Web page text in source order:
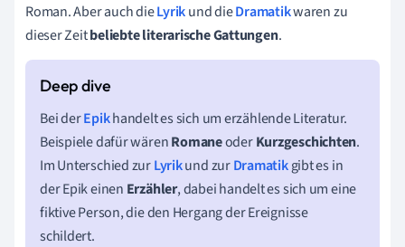
Roman. Aber auch dieLyrikund dieDramatikwaren zu
dieser Zeitbeliebte literarische Gattungen.
Bei derEpikhandelt es sich um erzählende Literatur.
Beispiele dafür wärenRomaneoderKurzgeschichten.
Im Unterschied zurLyrikund zurDramatikgibt es in
der Epik einen Erzähler, dabei handelt es sich um eine
fiktive Person, die den Hergang der Ereignisse
schildert.